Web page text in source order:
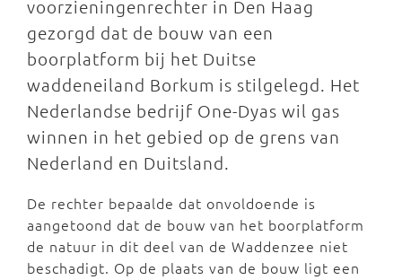
voorzieningenrechter in Den Haag
gezorgd dat de bouw van een
boorplatform bij het Duitse
waddeneiland Borkum is stilgelegd. Het
Nederlandse bedrijf One-Dyas wil gas
winnen in het gebied op de grens van
Nederland en Duitsland.
De rechter bepaalde dat onvoldoende is
aangetoond dat de bouw van het boorplatform
de natuur in dit deel van de Waddenzee niet
beschadigt. Op de plaats van de bouw ligt een